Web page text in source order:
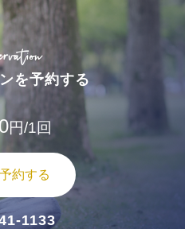
を予約する
円/1回
約する
1133